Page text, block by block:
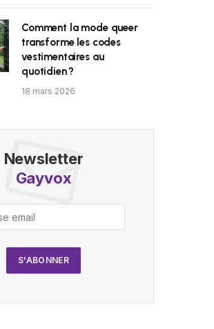
Comment la mode queer
transforme les codes
vestimentaires au
quotidien ?
18 mars 2026
Newsletter
Gayvox